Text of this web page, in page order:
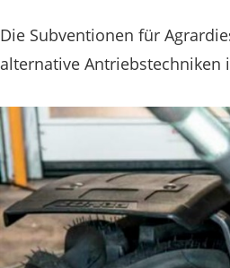
Die Subventionen für
alternative Antriebstechniken